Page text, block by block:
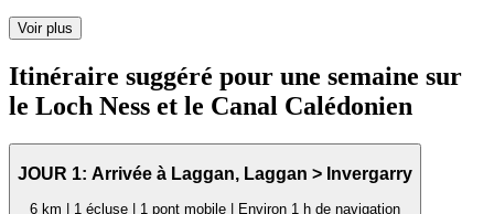
Voir plus
Itinéraire suggéré pour une semaine sur
le Loch Ness et le Canal Calédonien
JOUR 1: Arrivée à Laggan, Laggan > Invergarry
6 km | 1 écluse | 1 pont mobile | Environ 1 h de navigation